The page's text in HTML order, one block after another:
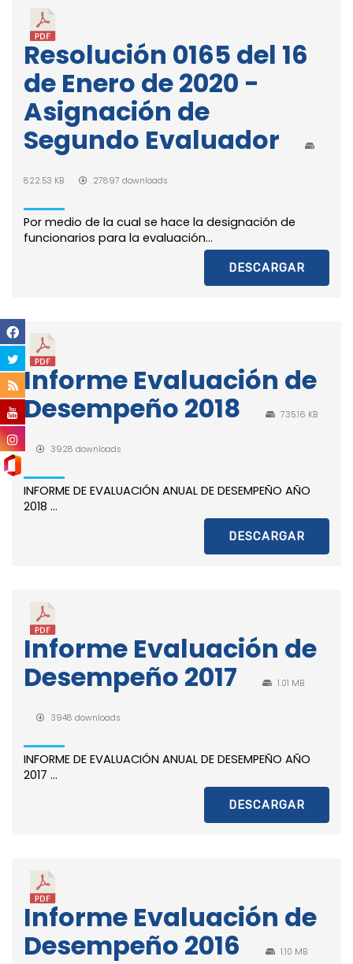
Resolución 0165 del 16
de Enero de 2020 -
Asignación de
Segundo Evaluador
822.53 KB 27897 downloads
Por medio de la cual se hace la designación de
funcionarios para la evaluación...
DESCARGAR
Informe Evaluación de
Desempeño 2018
735.16 KB
3928 downloads
INFORME DE EVALUACIÓN ANUAL DE DESEMPEÑO AÑO
2018 ...
DESCARGAR
Informe Evaluación de
Desempeño 2017
1.01 MB
3948 downloads
INFORME DE EVALUACIÓN ANUAL DE DESEMPEÑO AÑO
2017 ...
DESCARGAR
Informe Evaluación de
Desempeño 2016
1.10 MB